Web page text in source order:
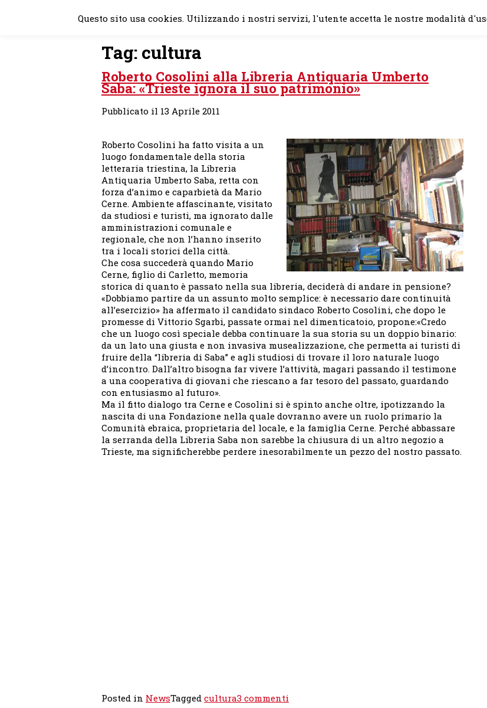
Home Il mio
Tag: cultura
Roberto Cosolini alla Libreria Antiquaria Umberto
Saba: «Trieste ignora il suo patrimonio»
Pubblicato il 13 Aprile 2011
Roberto Cosolini ha fatto visita a un
luogo fondamentale della storia
letteraria triestina, la Libreria
Antiquaria Umberto Saba, retta con
forza d’animo e caparbietà da Mario
Cerne. Ambiente affascinante, visitato
da studiosi e turisti, ma ignorato dalle
amministrazioni comunale e
regionale, che non l’hanno inserito
tra i locali storici della città.
Che cosa succederà quando Mario
Cerne, figlio di Carletto, memoria
storica di quanto è passato nella sua libreria, deciderà di andare in pensione?
«Dobbiamo partire da un assunto molto semplice: è necessario dare continuità
all’esercizio» ha affermato il candidato sindaco Roberto Cosolini, che dopo le
promesse di Vittorio Sgarbi, passate ormai nel dimenticatoio, propone:«Credo
che un luogo così speciale debba continuare la sua storia su un doppio binario:
da un lato una giusta e non invasiva musealizzazione, che permetta ai turisti di
fruire della “libreria di Saba” e agli studiosi di trovare il loro naturale luogo
d’incontro. Dall’altro bisogna far vivere l’attività, magari passando il testimone
a una cooperativa di giovani che riescano a far tesoro del passato, guardando
con entusiasmo al futuro».
Ma il fitto dialogo tra Cerne e Cosolini si è spinto anche oltre, ipotizzando la
nascita di una Fondazione nella quale dovranno avere un ruolo primario la
Comunità ebraica, proprietaria del locale, e la famiglia Cerne. Perché abbassare
la serranda della Libreria Saba non sarebbe la chiusura di un altro negozio a
Trieste, ma significherebbe perdere inesorabilmente un pezzo del nostro passato.
Posted in NewsTagged cultura3 commenti
Questo sito usa cookies. Utilizzando i nostri servizi, l'utente accetta le nostre modalità